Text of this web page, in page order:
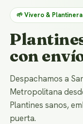
🌱 Vivero &
con
Despachamos a
Metropolitana
Plantines sanos,
puerta.